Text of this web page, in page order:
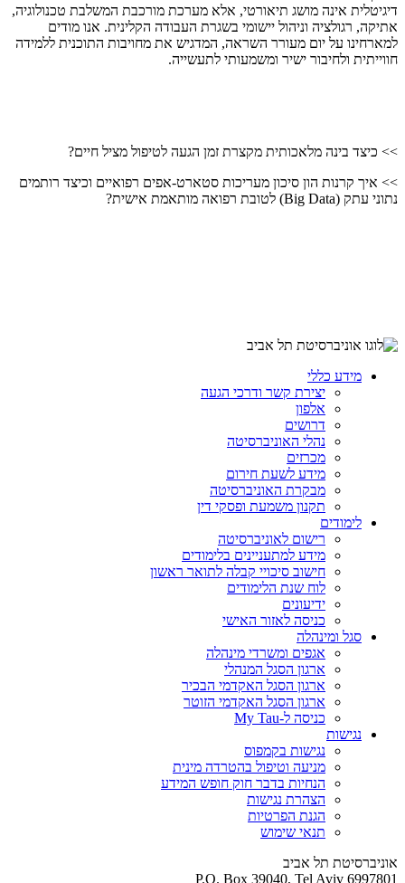
דיגיטלית אינה מושג תיאורטי, אלא מערכת מורכבת המשלבת טכנולוגיה,
אתיקה, רגולציה וניהול יישומי בשגרת העבודה הקלינית. אנו מודים
למארחינו על יום מעורר השראה, המדגיש את מחויבות התוכנית ללמידה
חווייתית ולחיבור ישיר ומשמעותי לתעשייה.
>> כיצד בינה מלאכותית מקצרת זמן הגעה לטיפול מציל חיים?
>> איך קרנות הון סיכון מעריכות סטארט-אפים רפואיים וכיצד רותמים
נתוני עתק (Big Data) לטובת רפואה מותאמת אישית?
מידע כללי
יצירת קשר ודרכי הגעה
אלפון
דרושים
נהלי האוניברסיטה
מכרזים
מידע לשעת חירום
מבקרת האוניברסיטה
תקנון משמעת ופסקי דין
לימודים
רישום לאוניברסיטה
מידע למתעניינים בלימודים
חישוב סיכויי קבלה לתואר ראשון
לוח שנת הלימודים
ידיעונים
כניסה לאזור האישי
סגל ומינהלה
אגפים ומשרדי מינהלה
ארגון הסגל המנהלי
ארגון הסגל האקדמי הבכיר
ארגון הסגל האקדמי הזוטר
כניסה ל-My Tau
נגישות
נגישות בקמפוס
מניעה וטיפול בהטרדה מינית
הנחיות בדבר חוק חופש המידע
הצהרת נגישות
הגנת הפרטיות
תנאי שימוש
אוניברסיטת תל אביב
P.O. Box 39040, Tel Aviv 6997801